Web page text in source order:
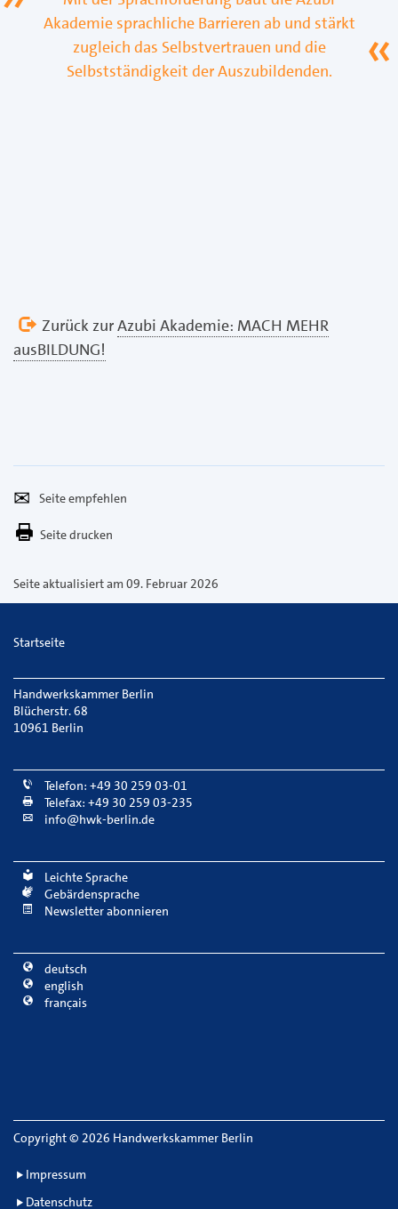
Akademie sprachliche Barrieren ab und stärkt
zugleich das Selbstvertrauen und die
Selbstständigkeit der Auszubildenden.
Zurück zurAzubi Akademie: MACH MEHR
ausBILDUNG!
empfehlen
Per
E-
versenden
Seite drucken
Seite aktualisiert am 09. Februar 2026
Startseite
Handwerkskammer Berlin
Blücherstr. 68
10961 Berlin
Telefon: +49 30 259 03-01
Telefax: +49 30 259 03-235
info@hwk-berlin.de
Leichte Sprache
Gebärdensprache
Newsletter abonnieren
deutsch
english
français
Copyright© 2026 Handwerkskammer Berlin
Impressum
Datenschutz